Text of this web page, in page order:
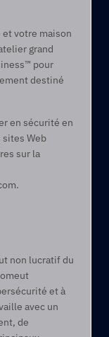
votre maison
grand
pour
destiné
en sécurité en
Web
sur la
non lucratif du
et à
avec un
de